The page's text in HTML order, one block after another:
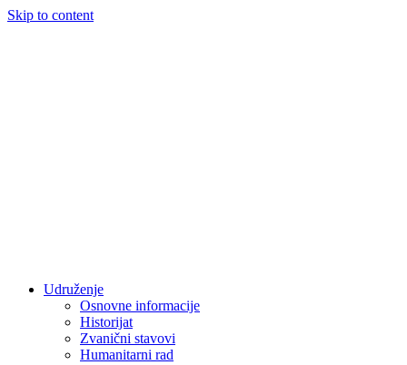
Skip to content
Udruženje
Osnovne informacije
Historijat
Zvanični stavovi
Humanitarni rad